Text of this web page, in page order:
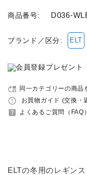
その他ペットグ
アウトレット商
ブランド一覧
コンテンツ記事
よくあるご質問（FAQ
商品番号: D036-
ブランド／区分: ELT
move_up 同一カテゴリーの商品
error_outline お買物ガイド (交換・
help_center よくあるご質問（FAQ）
ELTの冬用のレギン